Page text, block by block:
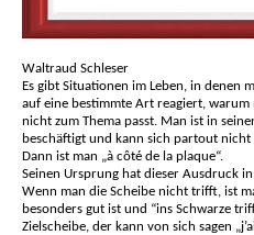
Waltraud Schleser
Es gibt Situationen im Leben, in denen
auf eine bestimmte Art reagiert, warum
nicht zum Thema passt. Man ist in
beschäftigt und kann sich partout
Dann ist man „à côté de la plaque“.
Seinen Ursprung hat dieser Ausdruck
Wenn man die Scheibe nicht trifft, ist
besonders gut ist und “ins Schwarze
Zielscheibe, der kann von sich sagen